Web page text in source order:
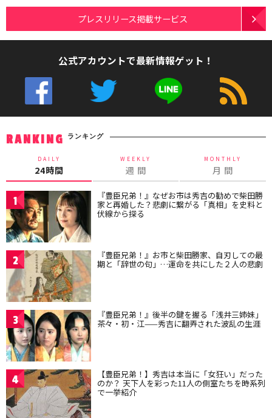
プレスリリース掲載サービス
公式アカウントで最新情報ゲット！
RANKING ランキング
DAILY
24時間
WEEKLY
週 間
MONTHLY
月 間
1 『豊臣兄弟！』なぜお市は秀吉の勧めで柴田勝
家と再婚した？悲劇に繋がる「真相」を史料と
伏線から探る
2 『豊臣兄弟！』お市と柴田勝家、自刃しての最
期と「辞世の句」…運命を共にした２人の悲劇
3 『豊臣兄弟！』後半の鍵を握る「浅井三姉妹」
茶々・初・江——秀吉に翻弄された波乱の生涯
4 【豊臣兄弟！】秀吉は本当に「女狂い」だった
のか？ 天下人を彩った11人の側室たちを時系列
で一挙紹介